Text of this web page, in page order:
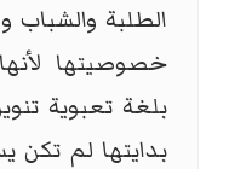
الطلبة
خصوصيتها
بلغة تعبوية
بدايتها لم تكن